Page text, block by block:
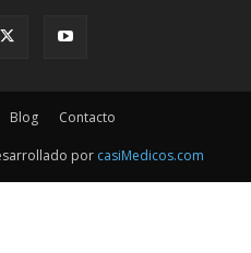
Blog Contacto
por casiMedicos.com